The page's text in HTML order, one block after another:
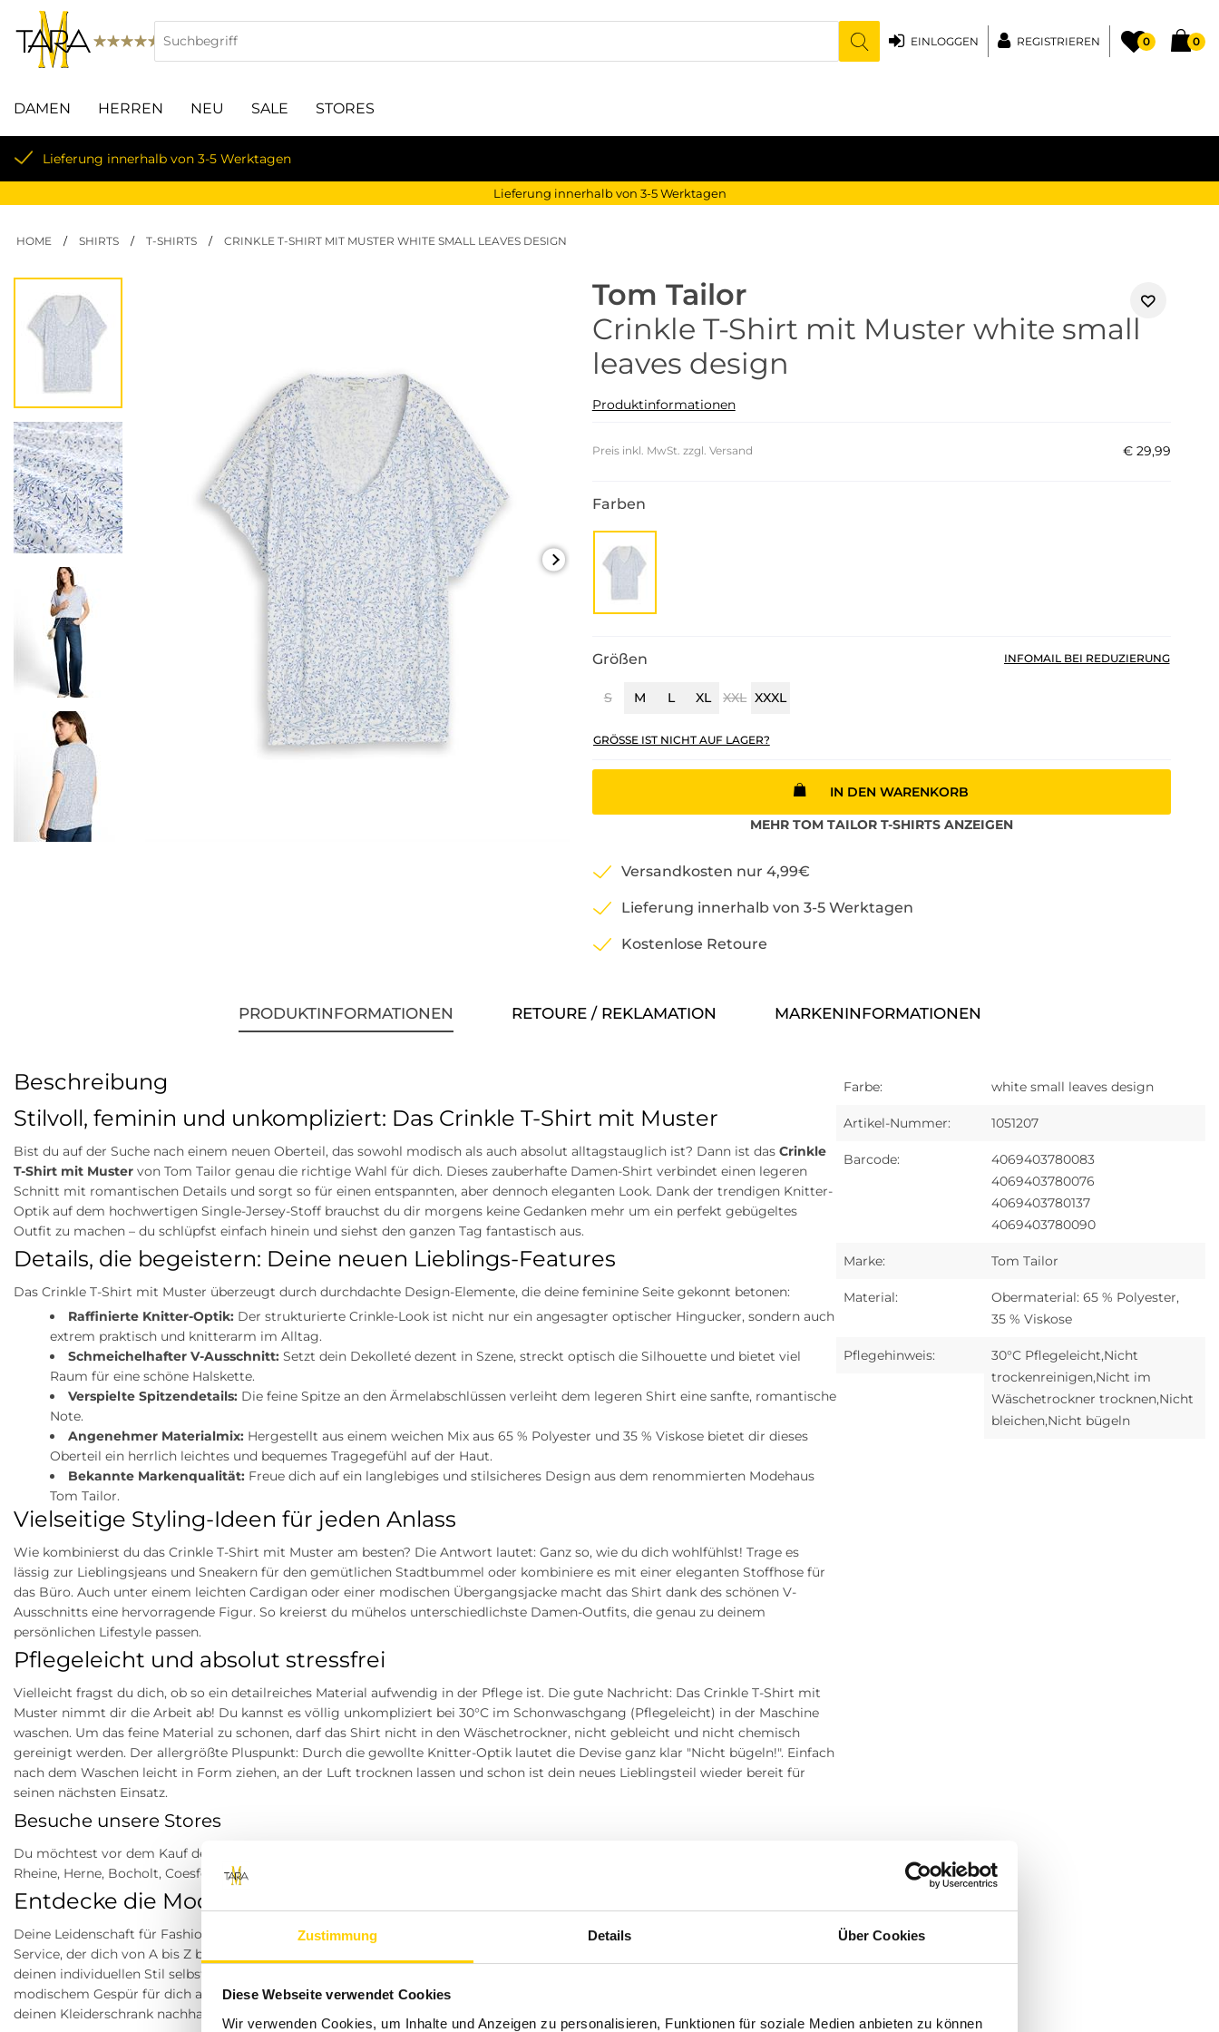
Zustimmung Details Über Cookies
Diese Webseite verwendet Cookies
Wir verwenden Cookies, um Inhalte und Anzeigen zu personalisieren, Funktionen für soziale Medien anbieten zu können
0 0
REGISTRIEREN
EINLOGGEN
DAMEN HERREN NEU SALE STORES
Lieferung innerhalb von 3-5 Werktagen
Lieferung innerhalb von 3-5 Werktagen
HOME / SHIRTS / T-SHIRTS / CRINKLE T-SHIRT MIT MUSTER WHITE SMALL LEAVES DESIGN
Tom Tailor
Crinkle T-Shirt mit Muster white small
leaves design
Produktinformationen
Preis inkl. MwSt. zzgl. Versand € 29,99
Farben
Größen
S M L XL XXL XXXL
INFOMAIL BEI REDUZIERUNG
GRÖSSE IST NICHT AUF LAGER?
IN DEN WARENKORB
MEHR TOM TAILOR T-SHIRTSANZEIGEN
Versandkosten nur 4,99€
Lieferung innerhalb von 3-5 Werktagen
Kostenlose Retoure
PRODUKTINFORMATIONEN RETOURE / REKLAMATION MARKENINFORMATIONEN
Farbe: white small leaves design
Artikel-Nummer: 1051207
Barcode:
4069403780083
4069403780076
4069403780137
4069403780090
Marke: Tom Tailor
Material:
Obermaterial: 65 % Polyester,
35 % Viskose
Pflegehinweis:
30°C Pflegeleicht,Nicht
trockenreinigen,Nicht im
Wäschetrockner trocknen,Nicht
bleichen,Nicht bügeln
Beschreibung
Stilvoll, feminin und unkompliziert: Das Crinkle T-Shirt mit Muster
Bist du auf der Suche nach einem neuen Oberteil, das sowohl modisch als auch absolut alltagstauglich ist? Dann ist das Crinkle
T-Shirt mit Muster von Tom Tailor genau die richtige Wahl für dich. Dieses zauberhafte Damen-Shirt verbindet einen legeren
Schnitt mit romantischen Details und sorgt so für einen entspannten, aber dennoch eleganten Look. Dank der trendigen Knitter-
Optik auf dem hochwertigen Single-Jersey-Stoff brauchst du dir morgens keine Gedanken mehr um ein perfekt gebügeltes
Outfit zu machen – du schlüpfst einfach hinein und siehst den ganzen Tag fantastisch aus.
Details, die begeistern: Deine neuen Lieblings-Features
Das Crinkle T-Shirt mit Muster überzeugt durch durchdachte Design-Elemente, die deine feminine Seite gekonnt betonen:
Raffinierte Knitter-Optik: Der strukturierte Crinkle-Look ist nicht nur ein angesagter optischer Hingucker, sondern auch
extrem praktisch und knitterarm im Alltag.
Schmeichelhafter V-Ausschnitt: Setzt dein Dekolleté dezent in Szene, streckt optisch die Silhouette und bietet viel
Raum für eine schöne Halskette.
Verspielte Spitzendetails: Die feine Spitze an den Ärmelabschlüssen verleiht dem legeren Shirt eine sanfte, romantische
Note.
Angenehmer Materialmix: Hergestellt aus einem weichen Mix aus 65 % Polyester und 35 % Viskose bietet dir dieses
Oberteil ein herrlich leichtes und bequemes Tragegefühl auf der Haut.
Bekannte Markenqualität: Freue dich auf ein langlebiges und stilsicheres Design aus dem renommierten Modehaus
Tom Tailor.
Vielseitige Styling-Ideen für jeden Anlass
Wie kombinierst du das Crinkle T-Shirt mit Muster am besten? Die Antwort lautet: Ganz so, wie du dich wohlfühlst! Trage es
lässig zur Lieblingsjeans und Sneakern für den gemütlichen Stadtbummel oder kombiniere es mit einer eleganten Stoffhose für
das Büro. Auch unter einem leichten Cardigan oder einer modischen Übergangsjacke macht das Shirt dank des schönen V-
Ausschnitts eine hervorragende Figur. So kreierst du mühelos unterschiedlichste Damen-Outfits, die genau zu deinem
persönlichen Lifestyle passen.
Pflegeleicht und absolut stressfrei
Vielleicht fragst du dich, ob so ein detailreiches Material aufwendig in der Pflege ist. Die gute Nachricht: Das Crinkle T-Shirt mit
Muster nimmt dir die Arbeit ab! Du kannst es völlig unkompliziert bei 30°C im Schonwaschgang (Pflegeleicht) in der Maschine
waschen. Um das feine Material zu schonen, darf das Shirt nicht in den Wäschetrockner, nicht gebleicht und nicht chemisch
gereinigt werden. Der allergrößte Pluspunkt: Durch die gewollte Knitter-Optik lautet die Devise ganz klar "Nicht bügeln!". Einfach
nach dem Waschen leicht in Form ziehen, an der Luft trocknen lassen und schon ist dein neues Lieblingsteil wieder bereit für
seinen nächsten Einsatz.
Besuche unsere Stores
Du möchtest vor dem Kauf deine Lieblingsartikel anprobieren? Besuche einen unserer Tara-M Stores in Dinslaken, Borken,
Rheine, Herne, Bocholt, Coesfeld, Datteln, Lüdinghausen, Marl oder Herten. Unsere Modeexperten vor Ort beraten dich gerne!
Entdecke die Modewelt von Tara-M
Deine Leidenschaft für Fashion ist auch unsere! Bei Tara-M stehen wir für aktuelle Trends, hochwertige Bekleidung und einen
Service, der dich von A bis Z begeistern wird. Wir wissen, wie wichtig es ist, dass du dich in deiner Mode rundum wohlfühlst und
deinen individuellen Stil selbstbewusst nach außen tragen kannst. Deshalb wählen wir all unsere Kollektionen mit viel Liebe und
modischem Gespür für dich aus. Unser Ziel ist es, dir nicht nur einfach Kleidung zu bieten, sondern echte Wohlfühlstücke, die
deinen Kleiderschrank nachhaltig bereichern.